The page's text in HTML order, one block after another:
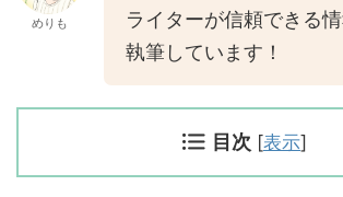
めりも
ライターが信頼できる
執筆しています！
目次 [表示]